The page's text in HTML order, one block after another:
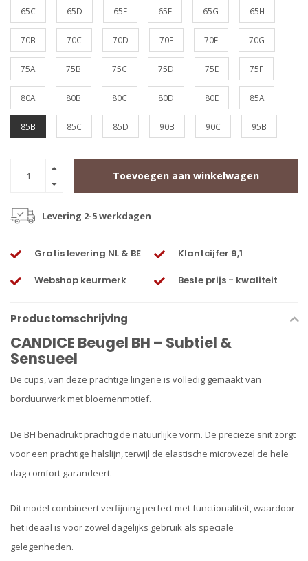
65C 65D 65E 65F 65G 65H
70B 70C 70D 70E 70F 70G
75A 75B 75C 75D 75E 75F
80A 80B 80C 80D 80E 85A
85B 85C 85D 90B 90C 95B
Toevoegen aan winkelwagen
Levering 2-5 werkdagen
Gratis levering NL & BE Klantcijfer 9,1
Webshop keurmerk Beste prijs - kwaliteit
Productomschrijving
CANDICE Beugel BH – Subtiel &
Sensueel
De cups, van deze prachtige lingerie is volledig gemaakt van
borduurwerk met bloemenmotief.
De BH benadrukt prachtig de natuurlijke vorm. De precieze snit zorgt
voor een prachtige halslijn, terwijl de elastische microvezel de hele
dag comfort garandeert.
Dit model combineert verfijning perfect met functionaliteit, waardoor
het ideaal is voor zowel dagelijks gebruik als speciale
gelegenheden.